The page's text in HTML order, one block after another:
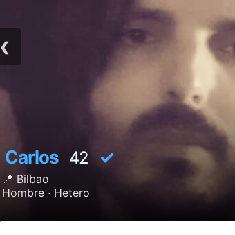
Carlos 42 ✓
📍 Bilbao
Hombre · Hetero
❮